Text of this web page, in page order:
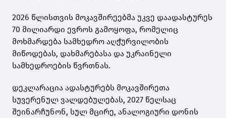
2026 წლისთვის მოკავშირეებმა უკვე დაადასტურეს
70 მილიარდი ევროს გამოყოფა, რომელიც
მოხმარდება სამხედრო აღჭურვილობის
მიწოდებას, დახმარებასა და უკრაინელი
სამხედროების წვრთნას.
დეკლარაცია ადასტურებს მოკავშირეთა
სუვერენულ ვალდებულებას, 2027 წელსაც
შეინარჩუნონ, სულ მცირე, ანალოგიური დონის